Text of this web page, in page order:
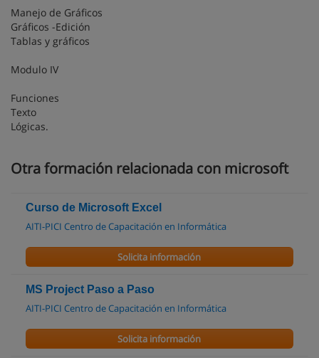
Manejo de Gráficos
Gráficos -Edición
Tablas y gráficos
Modulo IV
Funciones
Texto
Lógicas.
Otra formación relacionada con microsoft
Curso de Microsoft Excel
AITI-PICI Centro de Capacitación en Informática
Solicita información
MS Project Paso a Paso
AITI-PICI Centro de Capacitación en Informática
Solicita información